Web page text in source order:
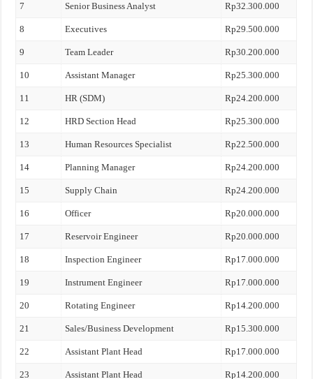
7 Senior Business Analyst Rp32.300.000
8 Executives Rp29.500.000
9 Team Leader Rp30.200.000
10 Assistant Manager Rp25.300.000
11 HR (SDM) Rp24.200.000
12 HRD Section Head Rp25.300.000
13 Human Resources Specialist Rp22.500.000
14 Planning Manager Rp24.200.000
15 Supply Chain Rp24.200.000
16 Officer Rp20.000.000
17 Reservoir Engineer Rp20.000.000
18 Inspection Engineer Rp17.000.000
19 Instrument Engineer Rp17.000.000
20 Rotating Engineer Rp14.200.000
21 Sales/Business Development Rp15.300.000
22 Assistant Plant Head Rp17.000.000
23 Assistant Plant Head Rp14.200.000